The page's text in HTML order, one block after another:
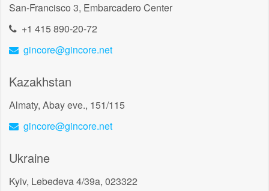
San-Francisco 3, Embarcadero Center
+1 415 890-20-72
gincore@gincore.net
Kazakhstan
Almaty, Abay eve., 151/115
gincore@gincore.net
Ukraine
Kyiv, Lebedeva 4/39a, 023322